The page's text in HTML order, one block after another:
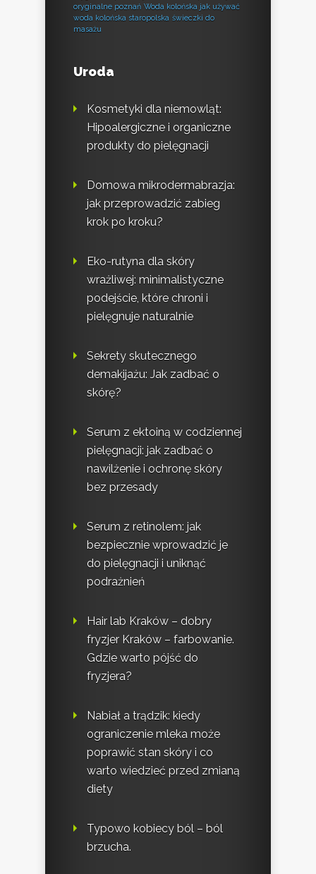
oryginalne poznań Woda kolońska jak używać
woda kolońska staropolska świeczki do
masażu
Uroda
Kosmetyki dla niemowląt:
Hipoalergiczne i organiczne
produkty do pielęgnacji
Domowa mikrodermabrazja:
jak przeprowadzić zabieg
krok po kroku?
Eko-rutyna dla skóry
wrażliwej: minimalistyczne
podejście, które chroni i
pielęgnuje naturalnie
Sekrety skutecznego
demakijażu: Jak zadbać o
skórę?
Serum z ektoiną w codziennej
pielęgnacji: jak zadbać o
nawilżenie i ochronę skóry
bez przesady
Serum z retinolem: jak
bezpiecznie wprowadzić je
do pielęgnacji i uniknąć
podrażnień
Hair lab Kraków – dobry
fryzjer Kraków – farbowanie.
Gdzie warto pójść do
fryzjera?
Nabiał a trądzik: kiedy
ograniczenie mleka może
poprawić stan skóry i co
warto wiedzieć przed zmianą
diety
Typowo kobiecy ból – ból
brzucha.